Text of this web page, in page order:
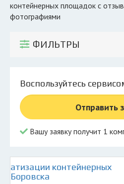
Обеззараживание
Личный кабинет
контейнерных площадок с
фотографиями
ФИЛЬТРЫ
Воспользуйтесь
Отправить
Вашу заявку получит 1
контейнерных
Боровска